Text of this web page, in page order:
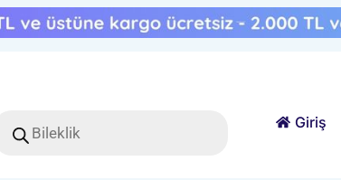
search
Giriş